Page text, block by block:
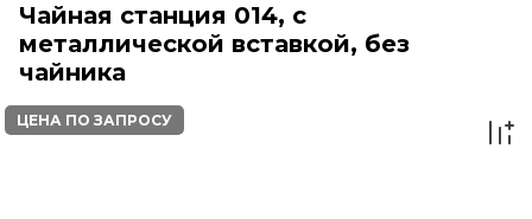
Чайная станция 014, с
металлической вставкой, без
чайника
ЦЕНА ПО ЗАПРОСУ